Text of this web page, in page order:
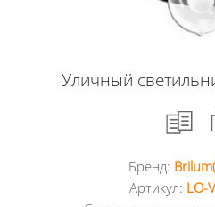
Уличный
Бренд:
Артикул: LO-